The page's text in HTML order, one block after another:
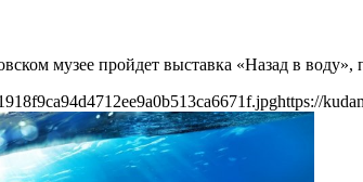
музее пройдет выставка «Назад в
https://